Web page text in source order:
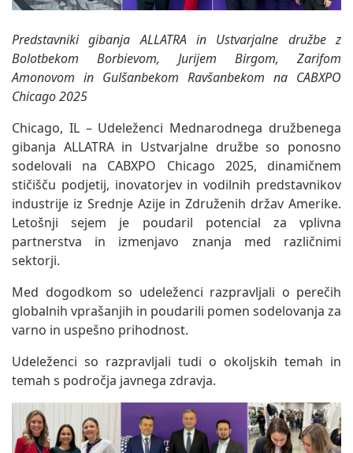
Predstavniki gibanja ALLATRA in Ustvarjalne družbe z
Bolotbekom Borbievom, Jurijem Birgom, Zarifom
Amonovom in Gulšanbekom Ravšanbekom na CABXPO
Chicago 2025
Chicago, IL – Udeleženci Mednarodnega družbenega
gibanja ALLATRA in Ustvarjalne družbe so ponosno
sodelovali na CABXPO Chicago 2025, dinamičnem
stičišču podjetij, inovatorjev in vodilnih predstavnikov
industrije iz Srednje Azije in Združenih držav Amerike.
Letošnji sejem je poudaril potencial za vplivna
partnerstva in izmenjavo znanja med različnimi
sektorji.
Med dogodkom so udeleženci razpravljali o perečih
globalnih vprašanjih in poudarili pomen sodelovanja za
varno in uspešno prihodnost.
Udeleženci so razpravljali tudi o okoljskih temah in
temah s področja javnega zdravja.